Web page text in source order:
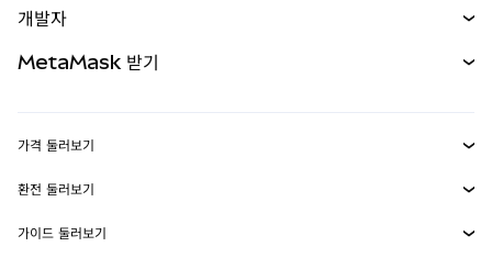
무기한 선물
실물자산
개발자
MetaMask Connect
Snaps
MetaMask 받기
보안
가격 둘러보기
이더리움 가격
솔라나 가격
환전 둘러보기
ETH를 USD로 환전
가이드 둘러보기